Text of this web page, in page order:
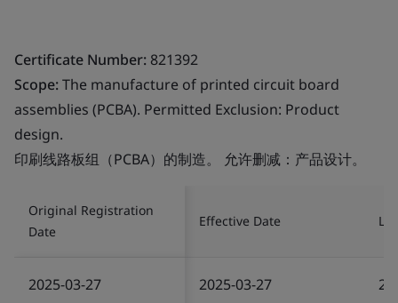
Certificate Number: 821392
Scope:The manufacture of printed circuit board
assemblies (PCBA). Permitted Exclusion: Product
design.
印刷线路板组（PCBA）的制造。 允许删减：产品设计。
Original Registration
Date
Effective Date
2025-03-27 2025-03-27